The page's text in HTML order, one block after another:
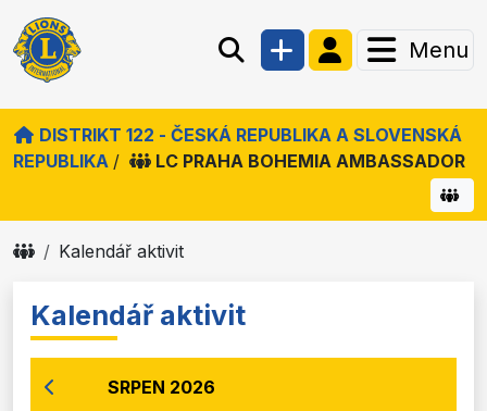
Menu
DISTRIKT 122 - ČESKÁ REPUBLIKA A SLOVENSKÁ
REPUBLIKA / LC PRAHA BOHEMIA AMBASSADOR
Kalendář aktivit
Kalendář aktivit
SRPEN 2026